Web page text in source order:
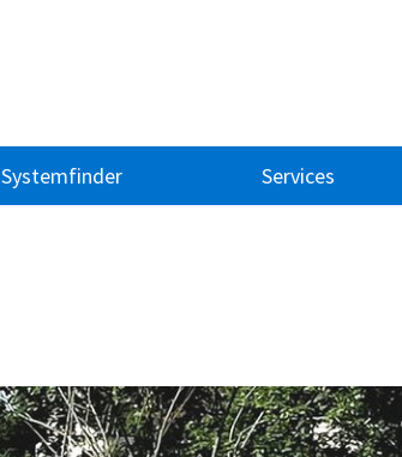
Systemfinder Services